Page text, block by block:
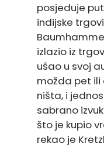
posjeduje
indijske
izlazio iz
ušao u svoj
možda pet ili
ništa, i
sabrano
što je kupio
rekao je